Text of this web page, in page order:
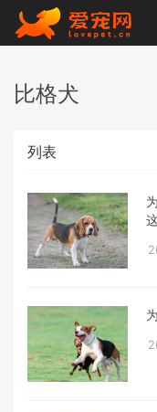
比格犬
列表